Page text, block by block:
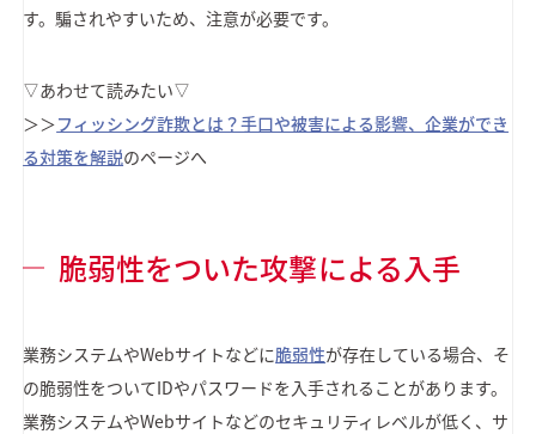
す。騙されやすいため、注意が必要です。
▽あわせて読みたい▽
＞＞フィッシング詐欺とは？手口や被害による影響、企業ができ
る対策を解説のページへ
脆弱性をついた攻撃による入手
業務システムやWebサイトなどに脆弱性が存在している場合、そ
の脆弱性をついてIDやパスワードを入手されることがあります。
業務システムやWebサイトなどのセキュリティレベルが低く、サ